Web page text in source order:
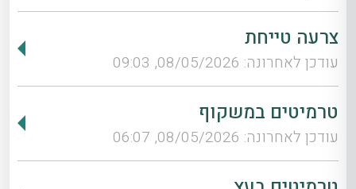
צרעה טייחת
עודכן לאחרונה: 08/05/2026, 09:03
טרמיטים במשקוף
עודכן לאחרונה: 08/05/2026, 06:07